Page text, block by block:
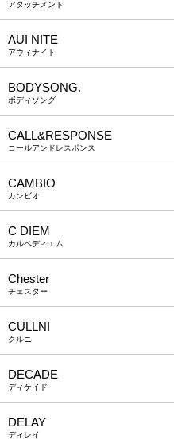
アタッチメント
AUI NITE
アウィナイト
BODYSONG.
ボディソング
CALL&RESPONSE
コールアンドレスポンス
CAMBIO
カンビオ
C DIEM
カルペディエム
Chester
チェスター
CULLNI
クルニ
DECADE
ディケイド
DELAY
ディレイ